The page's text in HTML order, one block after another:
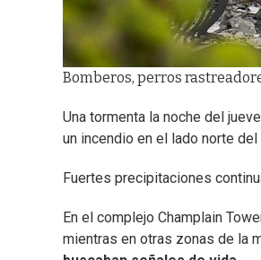
Bomberos, perros
Una tormenta la noche del
un incendio en el lado norte
Fuertes precipitaciones
En el complejo Champlain
mientras en otras zonas de la